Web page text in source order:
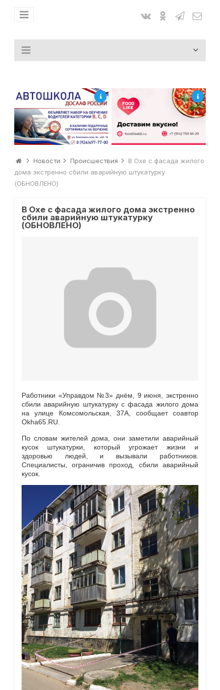
Новости Происшествия
В Охе с фасада жилого
дома экстренно сбили аварийную штукатурку
(ОБНОВЛЕНО)
В Охе с фасада жилого дома экстренно
сбили аварийную штукатурку
(ОБНОВЛЕНО)
Работники «Управдом №3» днём, 9 июня, экстренно
сбили аварийную штукатурку с фасада жилого дома
на улице Комсомольская, 37А, сообщает соавтор
Okha65.RU.
По словам жителей дома, они заметили аварийный
кусок штукатурки, который угрожает жизни и
здоровью людей, и вызывали работников.
Специалисты, ограничив проход, сбили аварийный
кусок.